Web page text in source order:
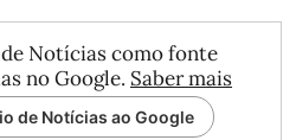
Notícias como fonte
no Google. Saber mais
de Notícias ao Google